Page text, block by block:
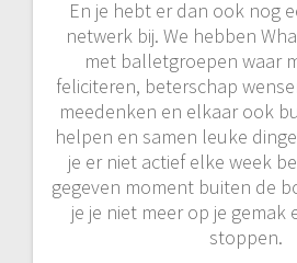
En je hebt er dan ook nog
netwerk bij. We hebben
met balletgroepen waar
feliciteren, beterschap
meedenken en elkaar ook
helpen en samen leuke
je er niet actief elke week
gegeven moment buiten de
je je niet meer op je gemak
stoppen.